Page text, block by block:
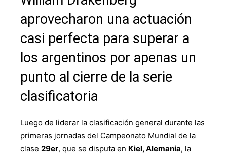
aprovecharon una actuación
casi perfecta para superar a
los argentinos por apenas un
punto al cierre de la serie
clasificatoria
Luego de liderar la clasificación general durante las
primeras jornadas del Campeonato Mundial de la
clase 29er, que se disputa en Kiel, Alemania, la